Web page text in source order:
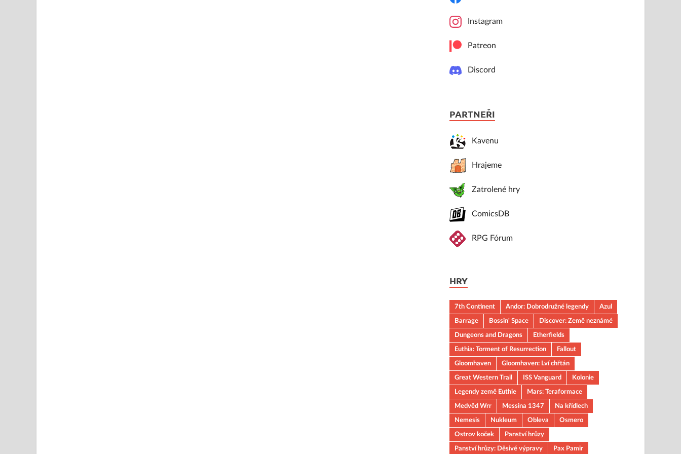
Instagram
Patreon
Discord
PARTNEŘI
Kavenu
Hrajeme
Zatrolené hry
ComicsDB
RPG Fórum
HRY
7th Continent Andor: Dobrodružné legendy
Azul
Barrage
Bossin' Space
Discover: Země neznámé
Dungeons and Dragons
Etherfields
Euthia: Torment of Resurrection
Fallout
Gloomhaven
Gloomhaven: Lví chřtán
Great Western Trail
ISS Vanguard
Kolonie
Legendy země Euthie
Mars: Teraformace
Medvěd Wrr
Messina 1347
Na křídlech
Nemesis
Nukleum Obleva
Osmero
Ostrov koček
Panství hrůzy
Panství hrůzy: Děsivé výpravy
Pax Pamir